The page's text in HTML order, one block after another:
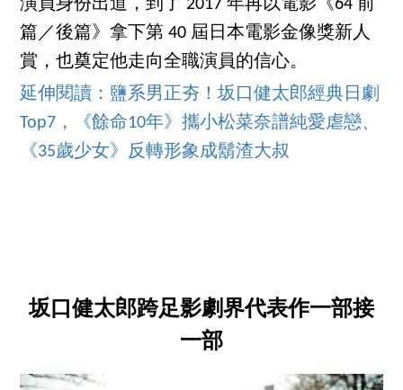
演員身份出道，到了 2017 年再以電影《64 前
篇／後篇》拿下第 40 屆日本電影金像獎新人
賞，也奠定他走向全職演員的信心。
延伸閱讀：鹽系男正夯！坂口健太郎經典日劇
Top7，《餘命10年》攜小松菜奈譜純愛虐戀、
《35歲少女》反轉形象成鬍渣大叔
坂口健太郎跨足影劇界代表作一部接
一部